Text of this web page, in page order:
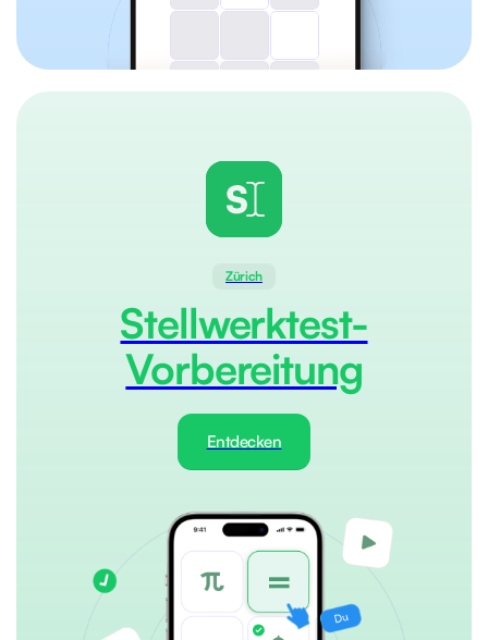
Zürich
Stellwerktest-
Vorbereitung
Entdecken